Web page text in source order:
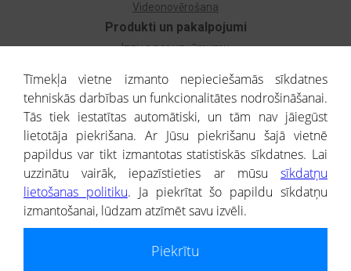
Produkti un pakalpojumi
Izziņa par uzņēmumu
Dzimtas koks
Uzņēmumu atlase
Monitorings
Kredītizziņa par ārvalstu uzņēmumiem
Videonovērošana
® CREDITREFORM Latvija
SIA
Tīmekļa vietne izmanto nepieciešamās sīkdatnes
tehniskās darbības un funkcionalitātes nodrošināšanai.
Tās tiek iestatītas automātiski, un tām nav jāiegūst
lietotāja piekrišana. Ar Jūsu piekrišanu šajā vietnē
papildus var tikt izmantotas statistiskās sīkdatnes. Lai
uzzinātu vairāk, iepazīstieties ar mūsu sīkdatņu
lietošanas politiku. Ja piekrītat šo papildu sīkdatņu
izmantošanai, lūdzam atzīmēt savu izvēli.
Piekrītu